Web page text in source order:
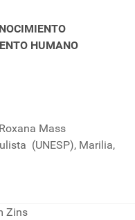
HUMANO
Mass
(UNESP), Marilia,
Zins